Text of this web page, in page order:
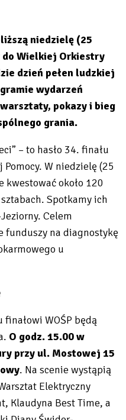
niedzielę (25
do Wielkiej Orkiestry
dzień pełen ludzkiej
wydarzeń
pokazy i bieg
grania.
– to hasło 34. finału
W niedzielę (25
kwestować około 120
Spotkamy ich
Celem
funduszy na diagnostykę
u
WOŚP będą
O godz. 15.00 w
przy ul. Mostowej 15
. Na scenie wystąpią
Elektryczny
Klaudyna Best Time, a